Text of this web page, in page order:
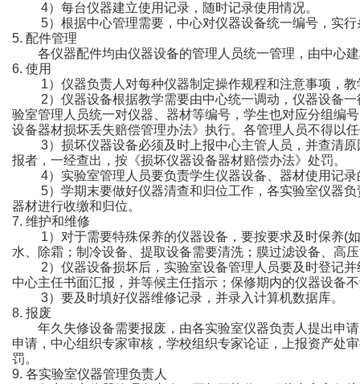
4）每台仪器建立使用记录，随时记录使用情况。
5）根据中心管理需要，中心对仪器设备统一编号，实行
5. 配件管理
各仪器配件均由仪器设备的管理人员统一管理，由中心建
6. 使用
1）仪器负责人对每种仪器制定操作规程和注意事项，教
2）仪器设备根据教学需要由中心统一调动，仪器设备一
验室管理人员统一对仪器、器材等编号，学生也对应分组编
设备器材损坏丢失赔偿管理办法》执行。各管理人员不得以
3）损坏仪器设备必须及时上报中心主管人员，并查清原
报者，一经查出，按《损坏仪器设备器材赔偿办法》处罚。
4）实验室管理人员要负责学生仪器设备、器材使用记录
5）学期末要做好仪器清查和归位工作，各实验室仪器负
器材进行收缴和归位。
7. 维护和维修
1）对于需要特殊保养的仪器设备，要按要求及时保养(如
水、除霜；制冷设备、提取设备需要清洗；膜过滤设备、高
2）仪器设备损坏后，实验室设备管理人员要及时登记并
中心主任书面汇报，并等候主任指示；保修期内的仪器设备
3）要及时填好仪器维修记录，并录入计算机数据库。
8. 报废
年久失修设备需要报废，由各实验室仪器负责人提出申请
申请，中心组织专家审核，学校组织专家论证，上报资产处
罚。
9. 各实验室仪器管理负责人